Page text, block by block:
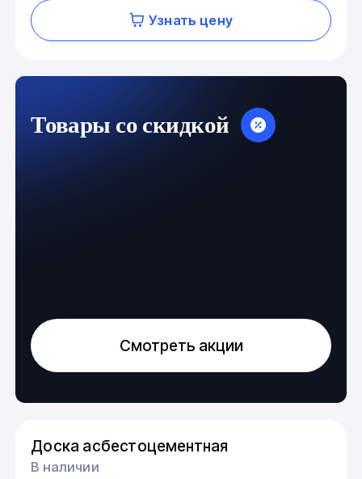
Узнать цену
Товары со скидкой
Смотреть акции
Доска асбестоцементная
В наличии